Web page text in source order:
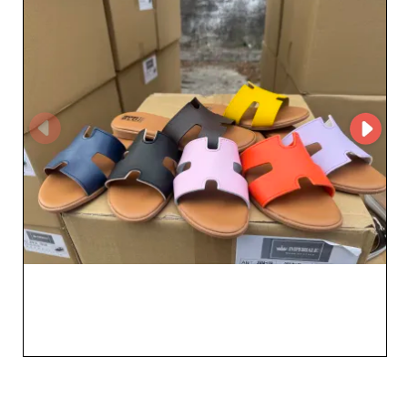
para a sua loja. Escolha Imperiale Calzature como
parceiro por sua confiabilidade, ampla variedade e pelos
estilos de vanguarda que o seu mercado exige.